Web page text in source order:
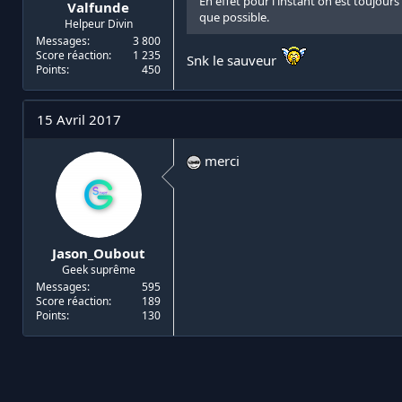
Valfunde
Helpeur Divin
Messages
3 800
Score réaction
1 235
Points
450
que possible.
Snk le sauveur
15 Avril 2017
Jason_Oubout
Geek suprême
Messages
595
Score réaction
189
Points
130
merci